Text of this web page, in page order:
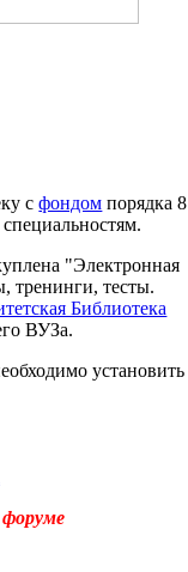
сфондом порядка 8
"Электронная
тренинги, тесты.
Библиотека
ВУЗа.
установить